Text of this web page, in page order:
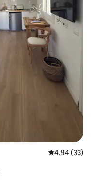
レビュー33
4.94 (33)